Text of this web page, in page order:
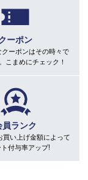
ーポン
クーポンはその時々で
こまめにチェック！
員ランク
買い上げ金額によって
付与率アップ!